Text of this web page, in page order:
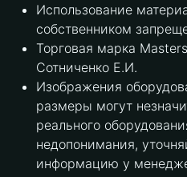
Использование
собственником
Торговая марка
Сотниченко Е.И.
Изображения
размеры могут
реального
недопонимания,
информацию у